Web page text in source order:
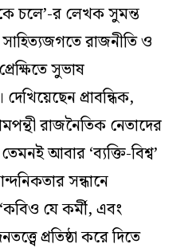
চলে’-র লেখক সুমন্ত
রাজনীতি ও
সুভাষ
প্রাবন্ধিক,
রাজনৈতিক নেতাদের
আবার ‘ব্যক্তি-বিশ্ব’
সন্ধানে
যে কর্মী, এবং
প্রতিষ্ঠা করে দিতে